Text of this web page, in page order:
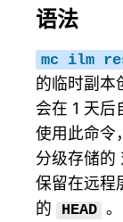
语法
mc ilm
的临时副本
会在 1 天后
使用此命令
分级存储的
保留在远程
的
HEAD 。